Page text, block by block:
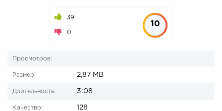
39
0
10
Просмотров:
Размер: 2,87 MB
Длительность: 3:08
Качество: 128